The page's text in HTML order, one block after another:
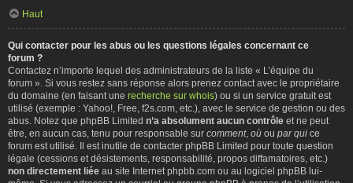
Haut
Qui contacter pour les abus ou les questions légales concernant ce
forum ?
Contactez n’importe lequel des administrateurs de la liste « L’équipe du
forum ». Si vous restez sans réponse alors prenez contact avec le propriétaire
du domaine (en faisant une recherche sur whois) ou si un service gratuit est
utilisé (exemple : Yahoo!, Free, f2s.com, etc.), avec le service de gestion ou des
abus. Notez que phpBB Limited n’a absolument aucun contrôle et ne peut
être, en aucun cas, tenu pour responsable sur comment, où ou par qui ce
forum est utilisé. Il est inutile de contacter phpBB Limited pour toute question
légale (cessions et désistements, responsabilité, propos diffamatoires, etc.)
non directement liée au site Internet phpbb.com ou au logiciel phpBB lui-